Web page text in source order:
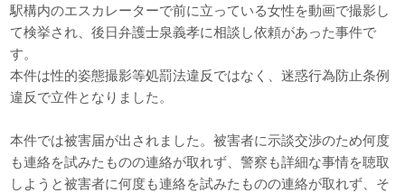
駅構内のエスカレーターで前に立っている女性を動画で撮影し
て検挙され、後日弁護士泉義孝に相談し依頼があった事件で
す。
本件は性的姿態撮影等処罰法違反ではなく、迷惑行為防止条例
違反で立件となりました。
本件では被害届が出されました。被害者に示談交渉のため何度
も連絡を試みたものの連絡が取れず、警察も詳細な事情を聴取
しようと被害者に何度も連絡を試みたものの連絡が取れず、そ